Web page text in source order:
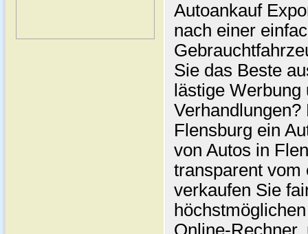
Autoankauf
nach einer
Sie das Beste
lästige
Flensburg ein
von Autos in
transparent vom
verkaufen Sie